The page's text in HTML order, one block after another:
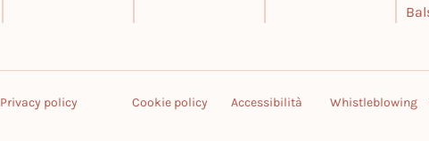
Privacy policy Cookie policy Accessibilità Whistleblowing